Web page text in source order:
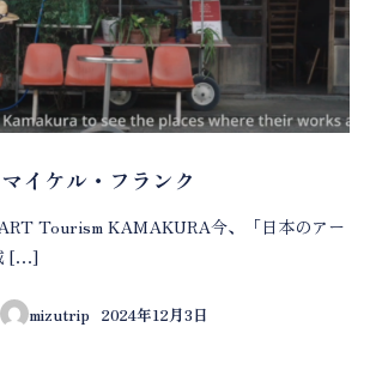
イケル・フランク
Tourism KAMAKURA今、「日本のアー
[…]
mizutrip
投稿日
2024年12月3日